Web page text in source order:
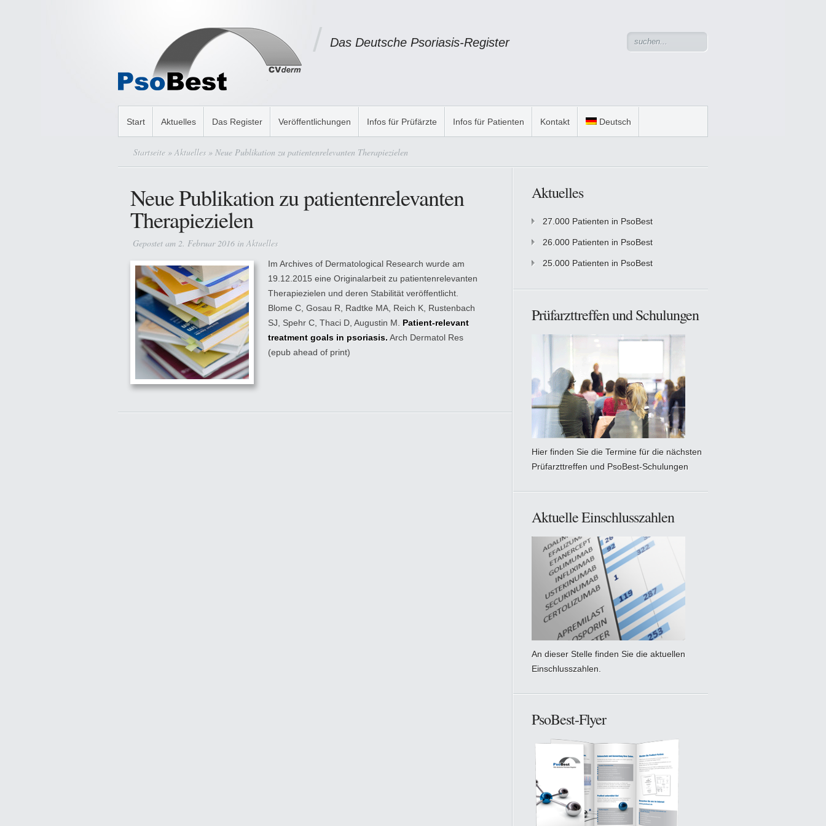
Das Deutsche Psoriasis-Register
Start Aktuelles Das Register Veröffentlichungen Infos für Prüfärzte Infos für Patienten Kontakt Deutsch
Startseite » Aktuelles » Neue Publikation zu patientenrelevanten Therapiezielen
Neue Publikation zu patientenrelevanten
Therapiezielen
Gepostet am 2. Februar 2016 in Aktuelles
Im Archives of Dermatological Research wurde am
19.12.2015 eine Originalarbeit zu patientenrelevanten
Therapiezielen und deren Stabilität veröffentlicht.
Blome C, Gosau R, Radtke MA, Reich K, Rustenbach
SJ, Spehr C, Thaci D, Augustin M. Patient-relevant
treatment goals in psoriasis. Arch Dermatol Res
(epub ahead of print)
Aktuelles
27.000 Patienten in PsoBest
26.000 Patienten in PsoBest
25.000 Patienten in PsoBest
Prüfarzttreffen und Schulungen
Hier finden Sie die Termine für die nächsten
Prüfarzttreffen und PsoBest-Schulungen
Aktuelle Einschlusszahlen
An dieser Stelle finden Sie die aktuellen
Einschlusszahlen.
PsoBest-Flyer